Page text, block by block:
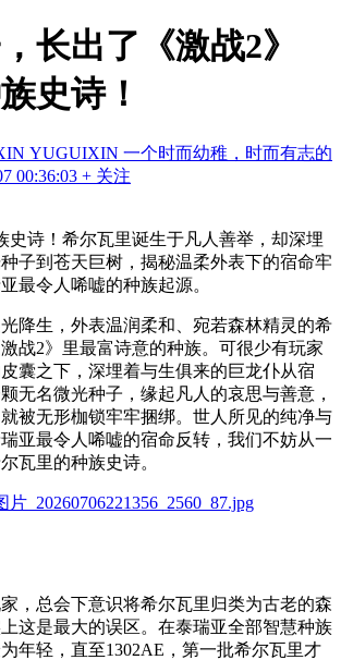
长出了《激战2》
史诗！
YUGUIXIN 一个时而幼稚，时而有志的
00:36:03 + 关注
史诗！希尔瓦里诞生于凡人善举，却深埋
子到苍天巨树，揭秘温柔外表下的宿命牢
最令人唏嘘的种族起源。
降生，外表温润柔和、宛若森林精灵的希
战2》里最富诗意的种族。可很少有玩家
囊之下，深埋着与生俱来的巨龙仆从宿
无名微光种子，缘起凡人的哀思与善意，
被无形枷锁牢牢捆绑。世人所见的纯净与
亚最令人唏嘘的宿命反转，我们不妨从一
瓦里的种族史诗。
，总会下意识将希尔瓦里归类为古老的森
这是最大的误区。在泰瑞亚全部智慧种族
年轻，直至1302AE，第一批希尔瓦里才